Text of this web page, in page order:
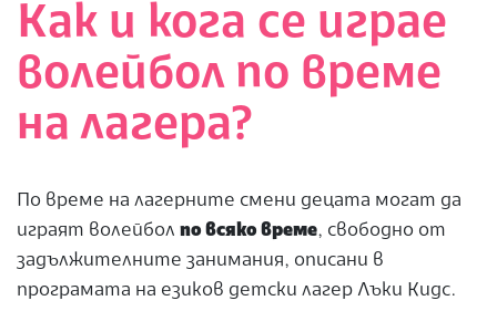
Как и кога се играе
волейбол по време
на лагера?
По време на лагерните смени децата могат да
играят волейбол по всяко време, свободно от
задължителните занимания, описани в
програмата на езиков детски лагер Лъки Кидс.